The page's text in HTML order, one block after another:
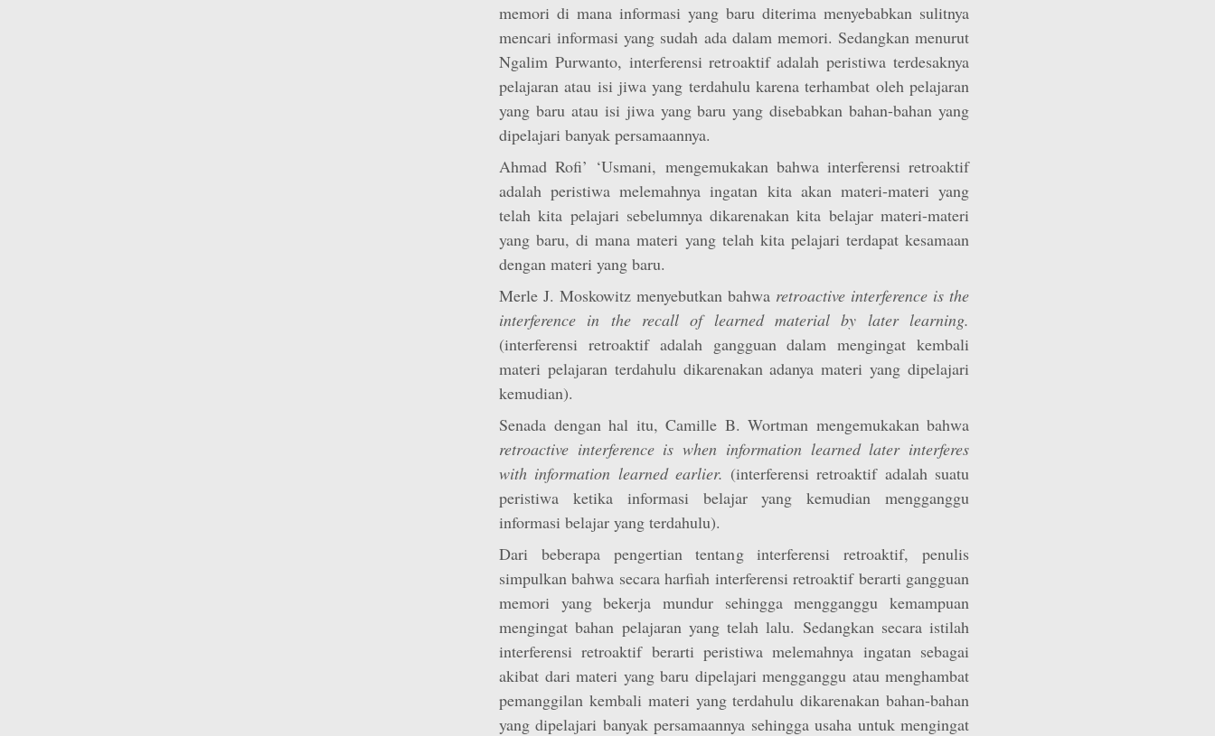
memori di mana informasi yang baru diterima menyebabkan sulitnya
mencari informasi yang sudah ada dalam memori. Sedangkan menurut
Ngalim Purwanto, interferensi retroaktif adalah peristiwa terdesaknya
pelajaran atau isi jiwa yang terdahulu karena terhambat oleh pelajaran
yang baru atau isi jiwa yang baru yang disebabkan bahan-bahan yang
dipelajari banyak persamaannya.
Ahmad Rofi’ ‘Usmani, mengemukakan bahwa interferensi retroaktif
adalah peristiwa melemahnya ingatan kita akan materi-materi yang
telah kita pelajari sebelumnya dikarenakan kita belajar materi-materi
yang baru, di mana materi yang telah kita pelajari terdapat kesamaan
dengan materi yang baru.
Merle J. Moskowitz menyebutkan bahwa retroactive interference is the
interference in the recall of learned material by later learning.
(interferensi retroaktif adalah gangguan dalam mengingat kembali
materi pelajaran terdahulu dikarenakan adanya materi yang dipelajari
kemudian).
Senada dengan hal itu, Camille B. Wortman mengemukakan bahwa
retroactive interference is when information learned later interferes
with information learned earlier. (interferensi retroaktif adalah suatu
peristiwa ketika informasi belajar yang kemudian mengganggu
informasi belajar yang terdahulu).
Dari beberapa pengertian tentang interferensi retroaktif, penulis
simpulkan bahwa secara harfiah interferensi retroaktif berarti gangguan
memori yang bekerja mundur sehingga mengganggu kemampuan
mengingat bahan pelajaran yang telah lalu. Sedangkan secara istilah
interferensi retroaktif berarti peristiwa melemahnya ingatan sebagai
akibat dari materi yang baru dipelajari mengganggu atau menghambat
pemanggilan kembali materi yang terdahulu dikarenakan bahan-bahan
yang dipelajari banyak persamaannya sehingga usaha untuk mengingat